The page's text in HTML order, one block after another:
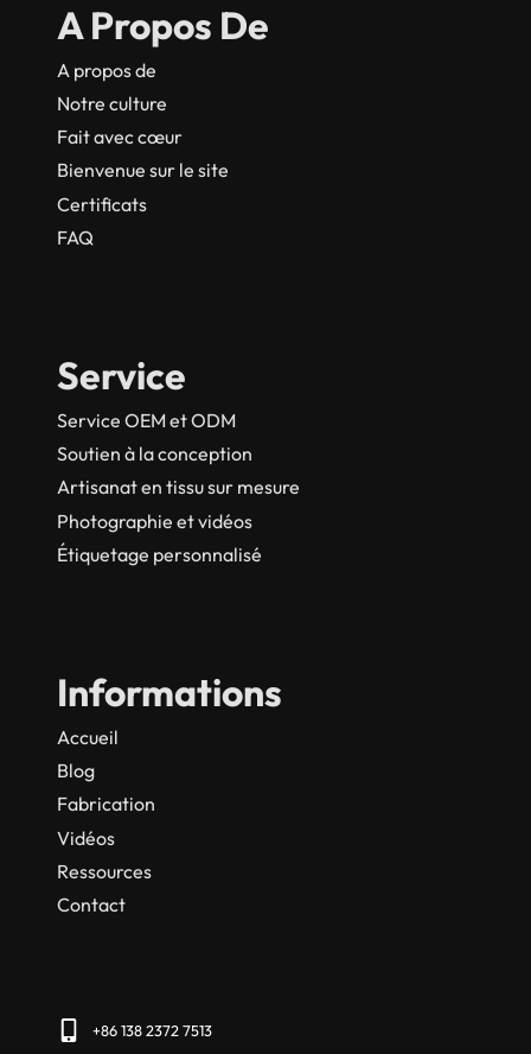
A Propos De
A propos de
Notre culture
Fait avec cœur
Bienvenue sur le site
Certificats
FAQ
Service
Service OEM et ODM
Soutien à la conception
Artisanat en tissu sur mesure
Photographie et vidéos
Étiquetage personnalisé
Informations
Accueil
Blog
Fabrication
Vidéos
Ressources
Contact
+86 138 2372 7513